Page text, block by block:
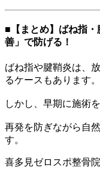
■【まとめ】ばね指
善」で防げる！
ばね指や腱鞘炎は、
るケースもあります。
しかし、早期に施術
再発を防ぎながら自
す。
喜多見ゼロスポ整骨院